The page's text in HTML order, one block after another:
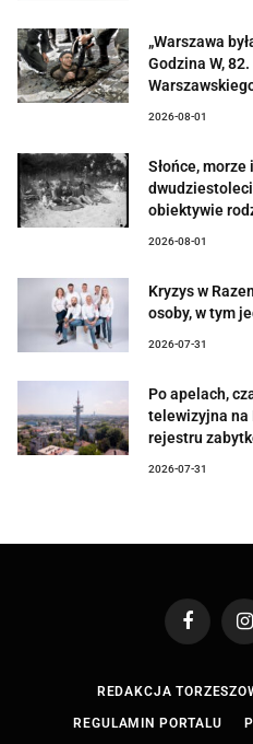
„Warszawa
Godzina W,
2026-08-01
Słońce, morze
obiektywie
2026-08-01
Kryzys w
osoby, w tym
2026-07-31
Po apelach,
telewizyjna na
rejestru
2026-07-31
Facebook
REDAKCJA
REGULAMIN PORTALU